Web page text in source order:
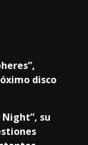
disco
Night”, su